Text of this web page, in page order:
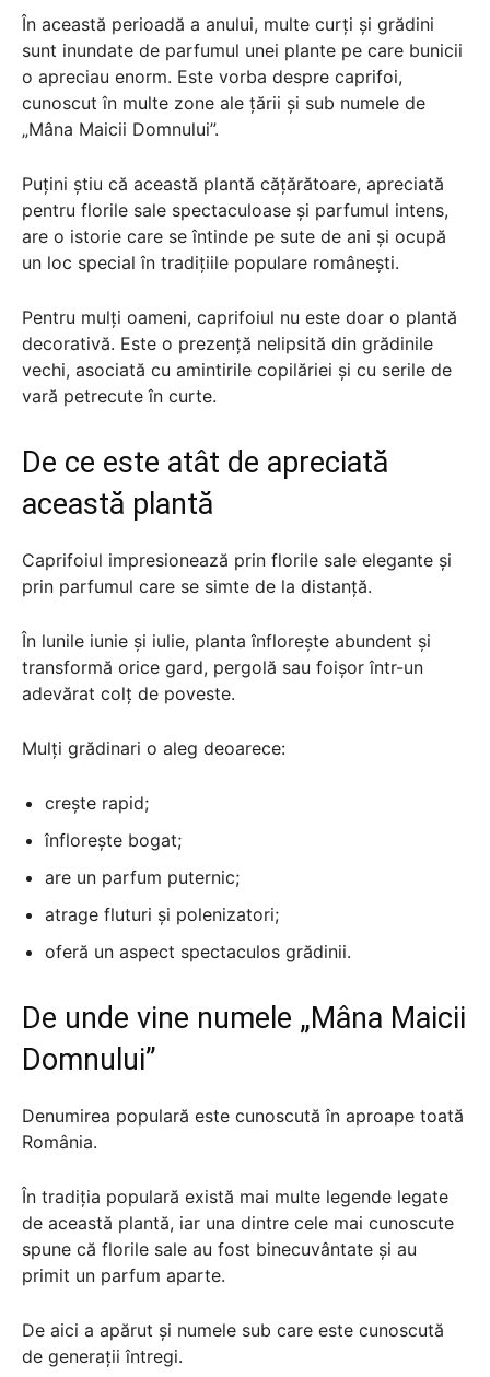
În această perioadă a anului, multe curți și grădini
sunt inundate de parfumul unei plante pe care bunicii
o apreciau enorm. Este vorba despre caprifoi,
cunoscut în multe zone ale țării și sub numele de
„Mâna Maicii Domnului”.
Puțini știu că această plantă cățărătoare, apreciată
pentru florile sale spectaculoase și parfumul intens,
are o istorie care se întinde pe sute de ani și ocupă
un loc special în tradițiile populare românești.
Pentru mulți oameni, caprifoiul nu este doar o plantă
decorativă. Este o prezență nelipsită din grădinile
vechi, asociată cu amintirile copilăriei și cu serile de
vară petrecute în curte.
De ce este atât de apreciată
această plantă
Caprifoiul impresionează prin florile sale elegante și
prin parfumul care se simte de la distanță.
În lunile iunie și iulie, planta înflorește abundent și
transformă orice gard, pergolă sau foișor într-un
adevărat colț de poveste.
Mulți grădinari o aleg deoarece:
crește rapid;
înflorește bogat;
are un parfum puternic;
atrage fluturi și polenizatori;
oferă un aspect spectaculos grădinii.
De unde vine numele „Mâna Maicii
Domnului”
Denumirea populară este cunoscută în aproape toată
România.
În tradiția populară există mai multe legende legate
de această plantă, iar una dintre cele mai cunoscute
spune că florile sale au fost binecuvântate și au
primit un parfum aparte.
De aici a apărut și numele sub care este cunoscută
de generații întregi.